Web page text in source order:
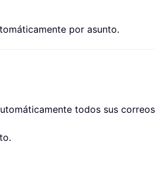
por asunto.
todos sus